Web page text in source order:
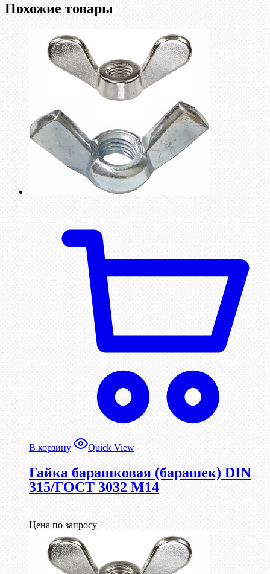
Похожие товары
В корзину Quick View
Гайка барашковая (барашек) DIN
315/ГОСТ 3032 М14
Цена по запросу